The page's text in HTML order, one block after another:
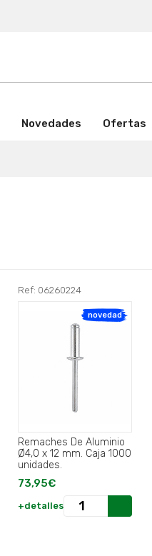
(activo)Novedades Ofertas
Ref: 06260224
novedad
Remaches De Aluminio
Ø4,0 x 12 mm. Caja 1000
unidades.
73,95€
+detalles